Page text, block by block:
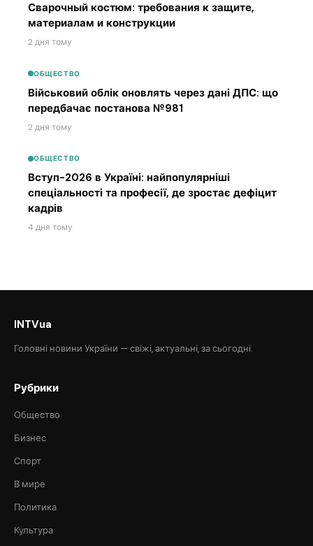
Сварочный костюм: требования к защите,
материалам и конструкции
2 дня тому
ОБЩЕСТВО
Військовий облік оновлять через дані ДПС: що
передбачає постанова №981
2 дня тому
ОБЩЕСТВО
Вступ-2026 в Україні: найпопулярніші
спеціальності та професії, де зростає дефіцит
кадрів
4 дня тому
INTVua
Головні новини України — свіжі, актуальні, за сьогодні.
Рубрики
Общество
Бизнес
Спорт
В мире
Политика
Культура